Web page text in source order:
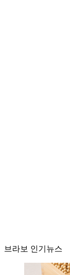
브라보 인기뉴스